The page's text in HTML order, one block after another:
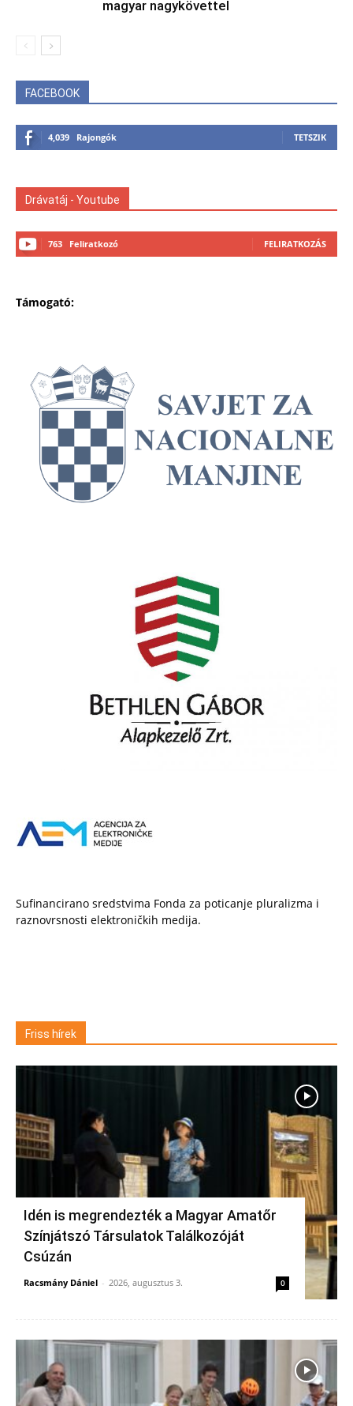
magyar nagykövettel
FACEBOOK
4,039 Rajongók TETSZIK
Drávatáj - Youtube
763 Feliratkozó FELIRATKOZÁS
Támogató:
Sufinancirano sredstvima Fonda za poticanje pluralizma i
raznovrsnosti elektroničkih medija.
Friss hírek
Idén is megrendezték a Magyar Amatőr
Színjátszó Társulatok Találkozóját
Csúzán
Racsmány Dániel - 2026, augusztus 3. 0